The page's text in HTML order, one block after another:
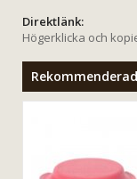
Direktlänk:
Högerklicka och